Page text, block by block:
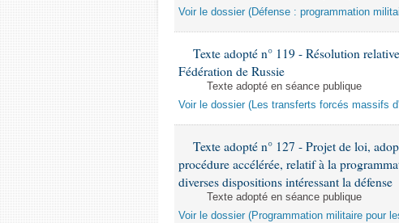
Voir le dossier (Défense : programmation
Texte adopté n° 119 - Résolution
Fédération de Russie
Texte adopté en séance publique
Voir le dossier (Les transferts forcés massifs
Texte adopté n° 127 - Projet de loi,
procédure accélérée, relatif à la
diverses dispositions intéressant la défense
Texte adopté en séance publique
Voir le dossier (Programmation militaire pour